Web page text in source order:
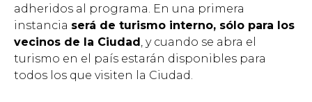
adheridos al programa. En una primera
instancia será de turismo interno, sólo para los
vecinos de la Ciudad , y cuando se abra el
turismo en el país estarán disponibles para
todos los que visiten la Ciudad.